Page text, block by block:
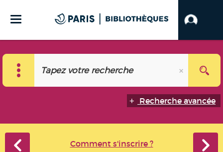
Recherche avancée
Comment s'inscrire ?